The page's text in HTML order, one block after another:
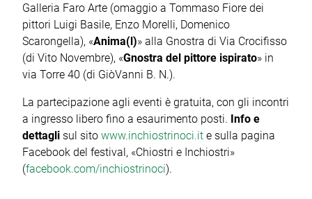
Galleria Faro Arte (omaggio a Tommaso Fiore dei
pittori Luigi Basile, Enzo Morelli, Domenico
Scarongella), «Anima(l)» alla Gnostra di Via Crocifisso
(di Vito Novembre), «Gnostra del pittore ispirato» in
via Torre 40 (di GiòVanni B. N.).
La partecipazione agli eventi è gratuita, con gli incontri
a ingresso libero fino a esaurimento posti. Info e
dettagli sul sito www.inchiostrinoci.it e sulla pagina
Facebook del festival, «Chiostri e Inchiostri»
(facebook.com/inchiostrinoci).